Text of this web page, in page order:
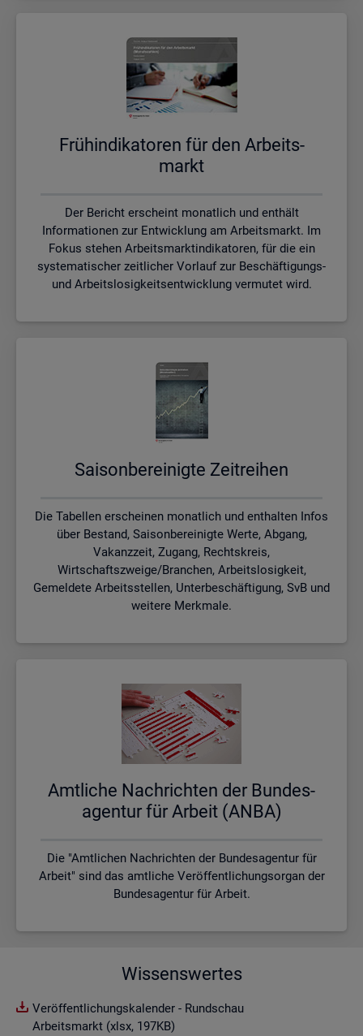
Früh­in­di­ka­to­ren für den Ar­beits­
markt
Der Bericht erscheint monatlich und enthält
Informationen zur Entwicklung am Arbeitsmarkt. Im
Fokus stehen Arbeitsmarktindikatoren, für die ein
systematischer zeitlicher Vorlauf zur Beschäftigungs-
und Arbeitslosigkeitsentwicklung vermutet wird.
Sai­son­be­rei­nig­te Zeit­rei­hen
Die Tabellen erscheinen monatlich und enthalten Infos
über Bestand, Saisonbereinigte Werte, Abgang,
Vakanzzeit, Zugang, Rechtskreis,
Wirtschaftszweige/Branchen, Arbeitslosigkeit,
Gemeldete Arbeitsstellen, Unterbeschäftigung, SvB und
weitere Merkmale.
Amt­li­che Nach­rich­ten der Bun­des­
agen­tur für Ar­beit (ANBA)
Die "Amtlichen Nachrichten der Bundesagentur für
Arbeit" sind das amtliche Veröffentlichungsorgan der
Bundesagentur für Arbeit.
Wissenswertes
Veröffentlichungskalender - Rundschau
Arbeitsmarkt (xlsx, 197KB)